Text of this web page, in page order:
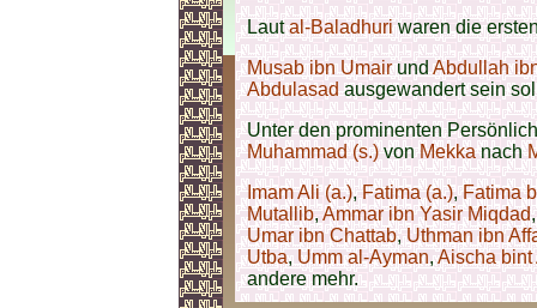
Lautal-Baladhuriwaren die
Musab ibn UmairundAbdullah
Abdulasadausgewandert sein
Unter den prominenten
Muhammad (s.)vonMekkanach
Imam Ali (a.),Fatima (a.),Fatima
Mutallib,Ammar ibn Yasir Miqdad
Umar ibn Chattab,Uthman ibn
Utba, Umm al-Ayman,Aischa bint
andere mehr.